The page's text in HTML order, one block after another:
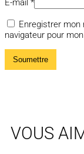
E-mail *
Enregistrer
navigateur pour
VOUS